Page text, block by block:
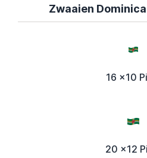
Zwaaien
16 x10
20 x12